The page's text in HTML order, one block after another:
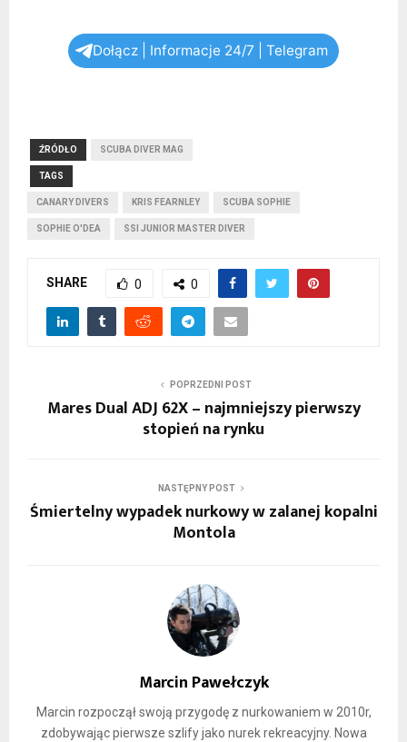
Dołącz | Informacje 24/7 | Telegram
ŹRÓDŁO SCUBA DIVER MAG
TAGS
CANARY DIVERS KRIS FEARNLEY SCUBA SOPHIE
SOPHIE O'DEA SSI JUNIOR MASTER DIVER
SHARE 0 0
POPRZEDNI POST
Mares Dual ADJ 62X – najmniejszy pierwszy
stopień na rynku
NASTĘPNY POST
Śmiertelny wypadek nurkowy w zalanej kopalni
Montola
Marcin Pawełczyk
Marcin rozpoczął swoją przygodę z nurkowaniem w 2010r,
zdobywając pierwsze szlify jako nurek rekreacyjny. Nowa